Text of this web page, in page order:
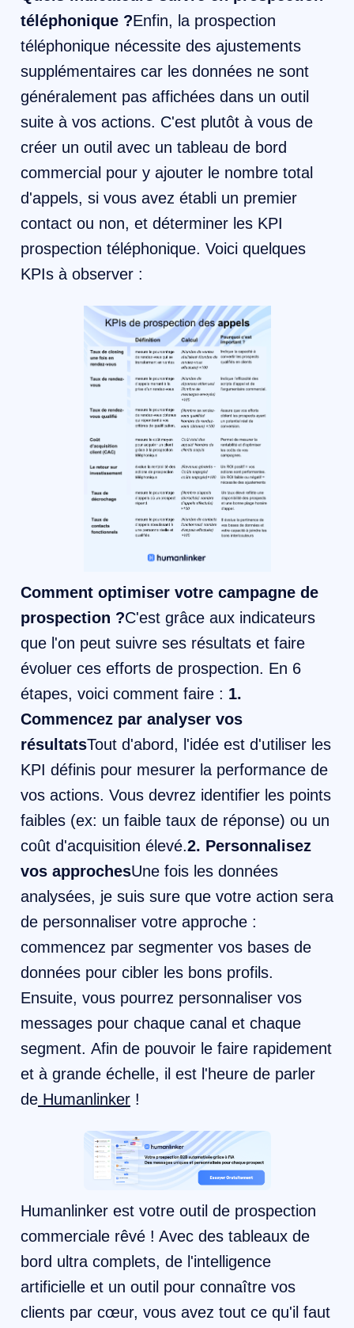
téléphonique ?Enfin, la prospection
téléphonique nécessite des ajustements
supplémentaires car les données ne sont
généralement pas affichées dans un outil
suite à vos actions. C'est plutôt à vous de
créer un outil avec un tableau de bord
commercial pour y ajouter le nombre total
d'appels, si vous avez établi un premier
contact ou non, et déterminer les KPI
prospection téléphonique. Voici quelques
KPIs à observer :
Comment optimiser votre campagne de
prospection ?C'est grâce aux indicateurs
que l'on peut suivre ses résultats et faire
évoluer ces efforts de prospection. En 6
étapes, voici comment faire : 1.
Commencez par analyser vos
résultatsTout d'abord, l'idée est d'utiliser les
KPI définis pour mesurer la performance de
vos actions. Vous devrez identifier les points
faibles (ex: un faible taux de réponse) ou un
coût d'acquisition élevé.2. Personnalisez
vos approchesUne fois les données
analysées, je suis sure que votre action sera
de personnaliser votre approche :
commencez par segmenter vos bases de
données pour cibler les bons profils.
Ensuite, vous pourrez personnaliser vos
messages pour chaque canal et chaque
segment. Afin de pouvoir le faire rapidement
et à grande échelle, il est l'heure de parler
de Humanlinker !
​Humanlinker est votre outil de prospection
commerciale rêvé ! Avec des tableaux de
bord ultra complets, de l'intelligence
artificielle et un outil pour connaître vos
clients par cœur, vous avez tout ce qu'il faut